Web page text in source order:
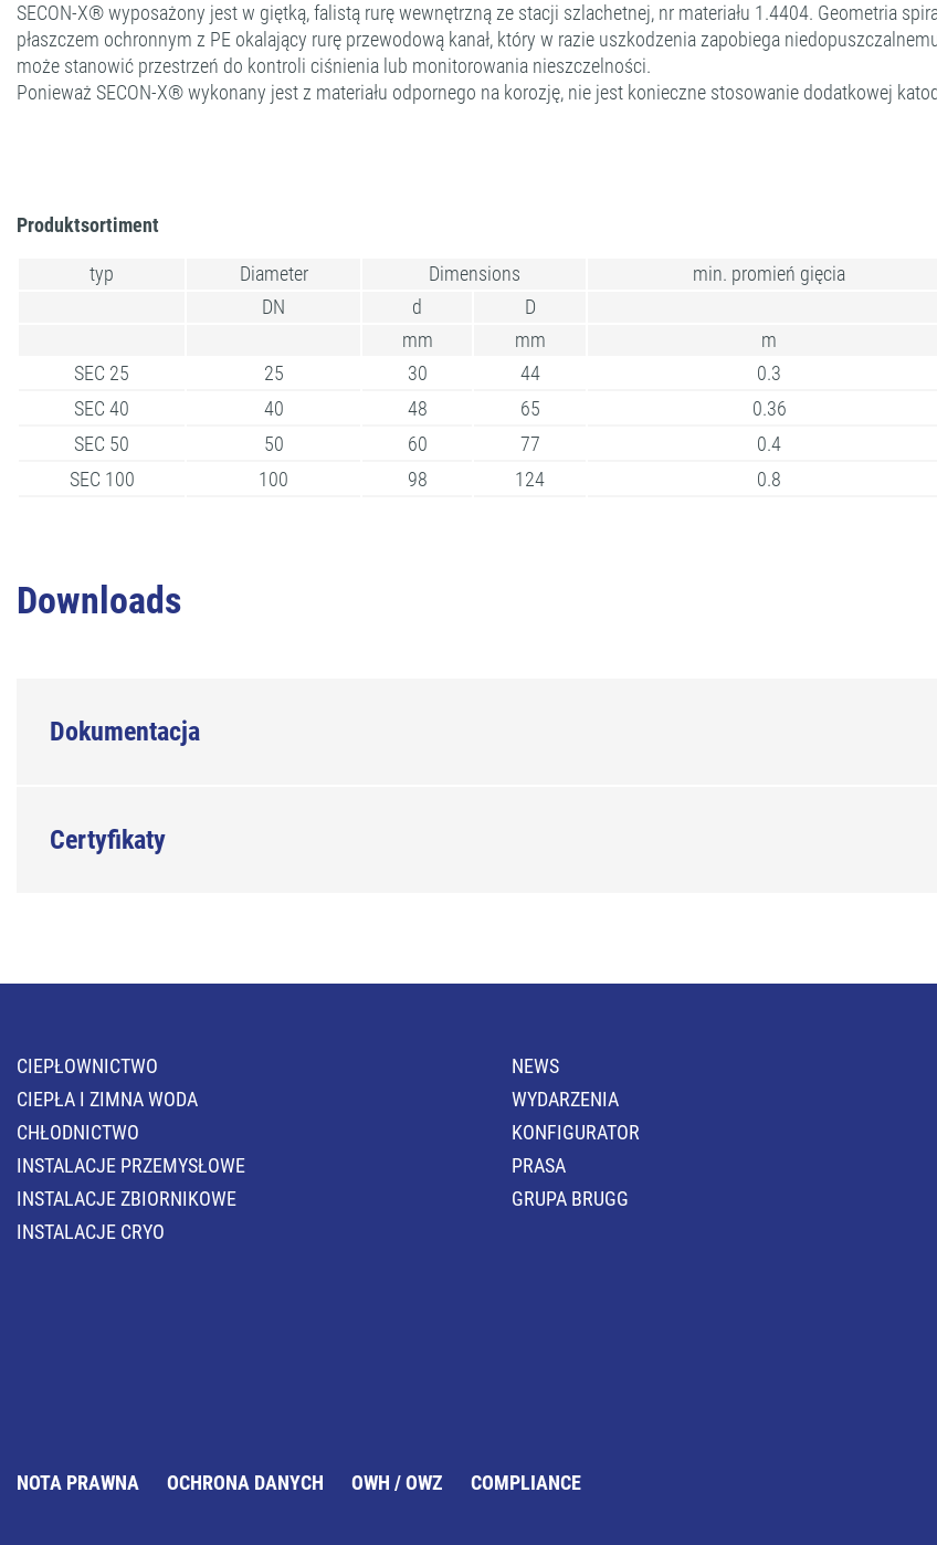
SECON-X® wyposażony jest w giętką, falistą rurę wewnętrzną ze stacji szlachetnej, nr materiału 1.4404. Geometria
płaszczem ochronnym z PE okalający rurę przewodową kanał, który w razie uszkodzenia zapobiega
może stanowić przestrzeń do kontroli ciśnienia lub monitorowania nieszczelności.
Ponieważ SECON-X® wykonany jest z materiału odpornego na korozję, nie jest konieczne stosowanie dodatkowej
Produktsortiment
typ Diameter Dimensions min. promień gięcia
DN
d D
mm
mm m
SEC 25
25 30 44 0.3
SEC 40
40 48 65 0.36
SEC 50
50 60 77 0.4
SEC 100
100 98 124 0.8
Downloads
Dokumentacja
Certyfikaty
CIEPŁOWNICTWO
CIEPŁA I ZIMNA WODA
CHŁODNICTWO
INSTALACJE PRZEMYSŁOWE
INSTALACJE ZBIORNIKOWE
INSTALACJE CRYO
NEWS
WYDARZENIA
KONFIGURATOR
PRASA
GRUPA BRUGG
NOTA PRAWNA OCHRONA DANYCH OWH / OWZ COMPLIANCE